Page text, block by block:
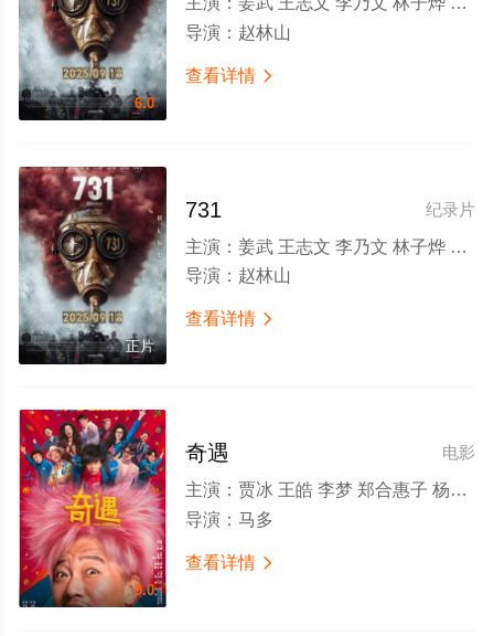
6.0
导演： 赵林山
查看详情 
正片
纪录片
731
主演： 姜武 王志文 李乃文 林子烨 孙茜 冯文娟 温碧霞 李善玉 张琪 李彧 乌兰托雅·朵 平田康之 小野巽 佐藤匠 徐光宇
导演： 赵林山
查看详情 
9.0
电影
奇遇
主演： 贾冰 王皓 李梦 郑合惠子 杨皓宇 翟子路 于洋 费启鸣 李乃文 马旭东 邓帅 李治良 冯满 郝瀚 李飞 小沈阳 徐浩伦 谭湘文 唐香玉
导演： 马多
查看详情 